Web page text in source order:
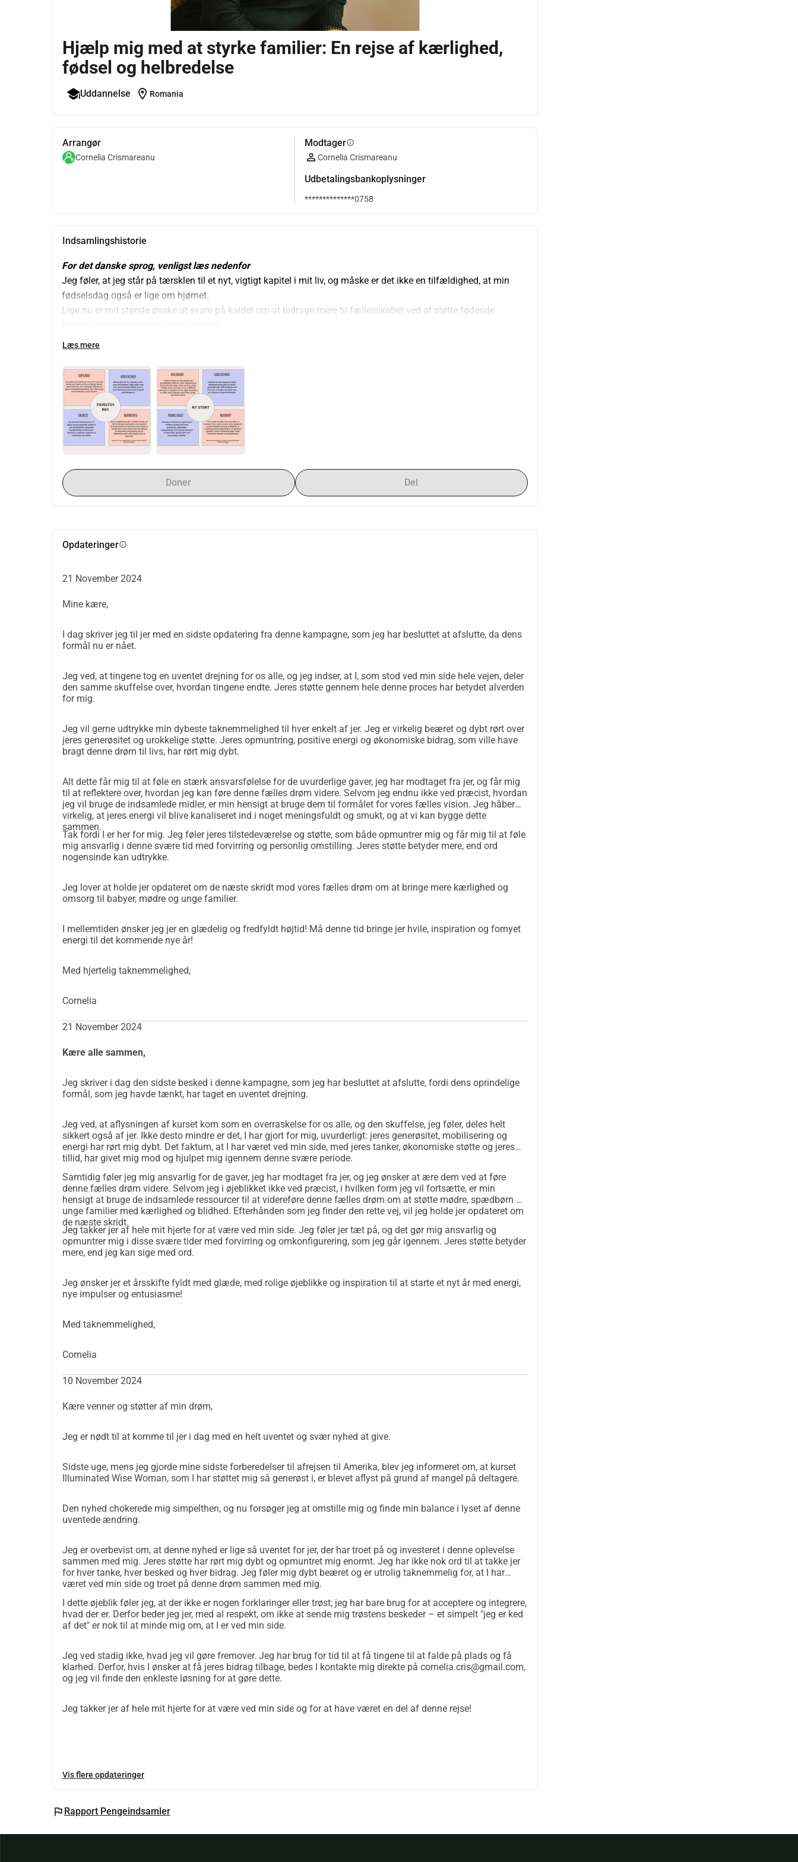
Hjælp mig med at styrke familier: En rejse af kærlighed,
fødsel og helbredelse
Uddannelse location_on Romania
Arrangør
Cornelia Crismareanu
Modtagerinfo
Cornelia Crismareanu
Udbetalingsbankoplysninger
**************0758
Indsamlingshistorie
For det danske sprog, venligst læs nedenfor
Jeg føler, at jeg står på tærsklen til et nyt, vigtigt kapitel i mit liv, og måske er det ikke en tilfældighed, at min
fødselsdag også er lige om hjørnet.
Lige nu er mit største ønske at svare på kaldet om at bidrage mere til fællesskabet ved at støtte fødende
mere blidhed, støtte, sikkerhed og kærlighed ind i familierne omkring os.
Dette kursus vil finde sted i november på Shamanshack, i hjertet af Makah-stammens forfædres jord, under
vejledning af en ældre vis kvinde, en traditionel jordemoder med en oplyst vision for fremtiden. Desuden er jeg
utrolig begejstret for, at jeg der vil have chancen for at forbinde mig og studere sammen med en gruppe kvinder,
der ligger mit hjerte nær, mit sjæletribe.
Min drøm og mission er at skabe et rum, hvor kvinder føler sig elsket, sikre og støttede i det mest dybe, sårbare,
med varme og blidhed, kærlighed og tålmodighed, og at familierne skal modtage al den støtte, de har brug for i
begyndelsen af deres rejse.
heling fra en svær fødselshistorie (som Birth Story Listener),
vejledning i at opnå dine mest skattede drømme og aspirationer (som Dream Manager).
taknemmelig, og jeg værdsætter hver eneste bidrag, og jeg vil finde en særlig måde at takke dig på, måske
Her er, hvor jeg fandt inspirationen: https://blog.ineliabenz.com/wise-women-and-birthing-mothers/
Jeg føler, at jeg står på tærsklen til en ny, vigtig fase i mit liv, og måske er det ikke helt tilfældigt, at min
fødselsdag også snart er her.
babyer og unge familier.
Og lige nu er jeg blevet præsenteret for en unik mulighed, som kun opstår én gang i livet, for at deltage i et
ekstraordinært kursus, Illuminated Wise Woman
Dette kursus vil finde sted i november, på et vidunderligt sted i hjertet af Makah-stammens landområder, under
vejledning af en traditionel jordemoder, der er forbundet med den gamle visdom og en lysere fremtidsvision. Jeg
er meget begejstret for, at jeg der vil have mulighed for at forbinde mig og studere sammen med en gruppe
kvinder, der er meget kære for mit hjerte.
Min drøm er at skabe et rum, hvor kvinder føler sig elsket, sikre og støttede i det mest dybe, sårbare, styrkende
og hellige øjeblik i deres liv: fødslen af et barn. Jeg ønsker, at hver baby skal blive mødt med varme og blidhed,
rejse.
Mine nye færdigheder vil blive brugt til gavn for mange fremtidige mødre, babyer, unge familier og samfund.
støtte under fødslen (som doula),
heling fra en svær fødselshistorie (som Birth Story Listener),
vejledning i at nå dine mest dyrebare drømme og aspirationer (som Dream Manager).
taknemmelig og værdsætter hver eneste bidrag, og jeg vil finde en særlig måde at takke dig på, måske endda
med en lille overraskelse lavet af mig!
nastere/
Læs mere
Doner Del
Opdateringerinfo
21 November 2024
Mine kære,
I dag skriver jeg til jer med en sidste opdatering fra denne kampagne, som jeg har besluttet at afslutte, da dens
formål nu er nået.
Jeg ved, at tingene tog en uventet drejning for os alle, og jeg indser, at I, som stod ved min side hele vejen, deler
den samme skuffelse over, hvordan tingene endte. Jeres støtte gennem hele denne proces har betydet alverden
for mig.
Jeg vil gerne udtrykke min dybeste taknemmelighed til hver enkelt af jer. Jeg er virkelig beæret og dybt rørt over
jeres generøsitet og urokkelige støtte. Jeres opmuntring, positive energi og økonomiske bidrag, som ville have
bragt denne drøm til livs, har rørt mig dybt.
Alt dette får mig til at føle en stærk ansvarsfølelse for de uvurderlige gaver, jeg har modtaget fra jer, og får mig
til at reflektere over, hvordan jeg kan føre denne fælles drøm videre. Selvom jeg endnu ikke ved præcist, hvordan
jeg vil bruge de indsamlede midler, er min hensigt at bruge dem til formålet for vores fælles vision. Jeg håber
virkelig, at jeres energi vil blive kanaliseret ind i noget meningsfuldt og smukt, og at vi kan bygge dette
sammen.
Tak fordi I er her for mig. Jeg føler jeres tilstedeværelse og støtte, som både opmuntrer mig og får mig til at føle
mig ansvarlig i denne svære tid med forvirring og personlig omstilling. Jeres støtte betyder mere, end ord
nogensinde kan udtrykke.
Jeg lover at holde jer opdateret om de næste skridt mod vores fælles drøm om at bringe mere kærlighed og
omsorg til babyer, mødre og unge familier.
I mellemtiden ønsker jeg jer en glædelig og fredfyldt højtid! Må denne tid bringe jer hvile, inspiration og fornyet
energi til det kommende nye år!
Med hjertelig taknemmelighed,
Cornelia
21 November 2024
Kære alle sammen,
Jeg skriver i dag den sidste besked i denne kampagne, som jeg har besluttet at afslutte, fordi dens oprindelige
formål, som jeg havde tænkt, har taget en uventet drejning.
Jeg ved, at aflysningen af kurset kom som en overraskelse for os alle, og den skuffelse, jeg føler, deles helt
sikkert også af jer. Ikke desto mindre er det, I har gjort for mig, uvurderligt: jeres generøsitet, mobilisering og
energi har rørt mig dybt. Det faktum, at I har været ved min side, med jeres tanker, økonomiske støtte og jeres
tillid, har givet mig mod og hjulpet mig igennem denne svære periode.
Samtidig føler jeg mig ansvarlig for de gaver, jeg har modtaget fra jer, og jeg ønsker at ære dem ved at føre
denne fælles drøm videre. Selvom jeg i øjeblikket ikke ved præcist, i hvilken form jeg vil fortsætte, er min
hensigt at bruge de indsamlede ressourcer til at videreføre denne fælles drøm om at støtte mødre, spædbørn og
unge familier med kærlighed og blidhed. Efterhånden som jeg finder den rette vej, vil jeg holde jer opdateret om
de næste skridt.
Jeg takker jer af hele mit hjerte for at være ved min side. Jeg føler jer tæt på, og det gør mig ansvarlig og
opmuntrer mig i disse svære tider med forvirring og omkonfigurering, som jeg går igennem. Jeres støtte betyder
mere, end jeg kan sige med ord.
Jeg ønsker jer et årsskifte fyldt med glæde, med rolige øjeblikke og inspiration til at starte et nyt år med energi,
nye impulser og entusiasme!
Med taknemmelighed,
Cornelia
10 November 2024
Kære venner og støtter af min drøm,
Jeg er nødt til at komme til jer i dag med en helt uventet og svær nyhed at give.
Sidste uge, mens jeg gjorde mine sidste forberedelser til afrejsen til Amerika, blev jeg informeret om, at kurset
Illuminated Wise Woman, som I har støttet mig så generøst i, er blevet aflyst på grund af mangel på deltagere.
Den nyhed chokerede mig simpelthen, og nu forsøger jeg at omstille mig og finde min balance i lyset af denne
uventede ændring.
Jeg er overbevist om, at denne nyhed er lige så uventet for jer, der har troet på og investeret i denne oplevelse
sammen med mig. Jeres støtte har rørt mig dybt og opmuntret mig enormt. Jeg har ikke nok ord til at takke jer
for hver tanke, hver besked og hver bidrag. Jeg føler mig dybt beæret og er utrolig taknemmelig for, at I har
været ved min side og troet på denne drøm sammen med mig.
I dette øjeblik føler jeg, at der ikke er nogen forklaringer eller trøst; jeg har bare brug for at acceptere og integrere,
hvad der er. Derfor beder jeg jer, med al respekt, om ikke at sende mig trøstens beskeder – et simpelt "jeg er ked
af det" er nok til at minde mig om, at I er ved min side.
Jeg ved stadig ikke, hvad jeg vil gøre fremover. Jeg har brug for tid til at få tingene til at falde på plads og få
klarhed. Derfor, hvis I ønsker at få jeres bidrag tilbage, bedes I kontakte mig direkte på cornelia.cris@gmail.com,
og jeg vil finde den enkleste løsning for at gøre dette.
Jeg takker jer af hele mit hjerte for at være ved min side og for at have været en del af denne rejse!
Vis flere opdateringer
flag Rapport Pengeindsamler